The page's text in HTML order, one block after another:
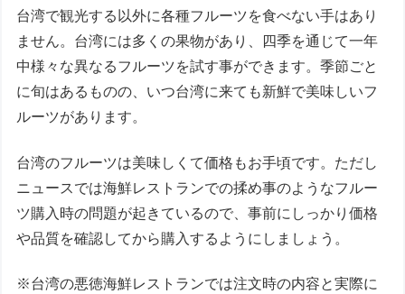
台湾で観光する以外に各種フルーツを食べない手はあり
ません。台湾には多くの果物があり、四季を通じて一年
中様々な異なるフルーツを試す事ができます。季節ごと
に旬はあるものの、いつ台湾に来ても新鮮で美味しいフ
ルーツがあります。
台湾のフルーツは美味しくて価格もお手頃です。ただし
ニュースでは海鮮レストランでの揉め事のようなフルー
ツ購入時の問題が起きているので、事前にしっかり価格
や品質を確認してから購入するようにしましょう。
※台湾の悪徳海鮮レストランでは注文時の内容と実際に